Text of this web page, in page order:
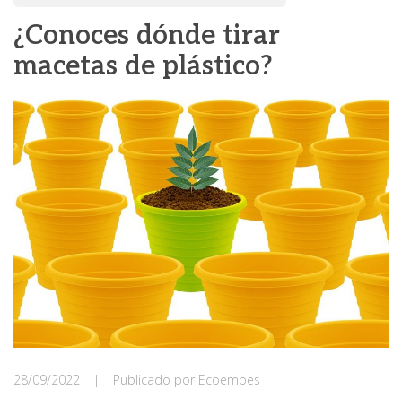
¿Conoces dónde tirar
macetas de plástico?
28/09/2022 | Publicado por Ecoembes